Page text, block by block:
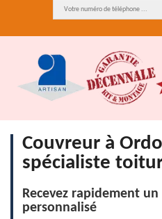
Couvreur à
spécialiste
Recevez rapidement
personnalisé